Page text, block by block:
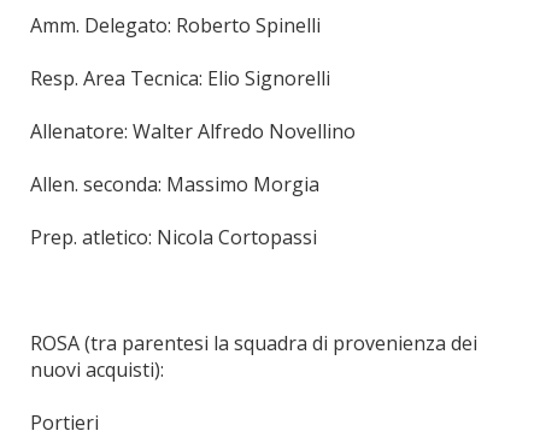
Amm. Delegato: Roberto Spinelli
Resp. Area Tecnica: Elio Signorelli
Allenatore: Walter Alfredo Novellino
Allen. seconda: Massimo Morgia
Prep. atletico: Nicola Cortopassi
ROSA (tra parentesi la squadra di provenienza dei
nuovi acquisti):
Portieri